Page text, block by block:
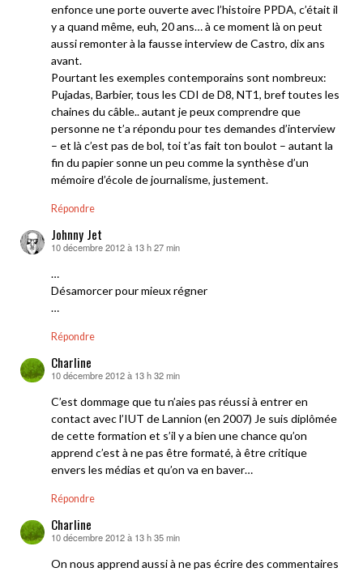
enfonce une porte ouverte avec l’histoire PPDA, c’était il
y a quand même, euh, 20 ans… à ce moment là on peut
aussi remonter à la fausse interview de Castro, dix ans
avant.
Pourtant les exemples contemporains sont nombreux:
Pujadas, Barbier, tous les CDI de D8, NT1, bref toutes les
chaines du câble.. autant je peux comprendre que
personne ne t’a répondu pour tes demandes d’interview
– et là c’est pas de bol, toi t’as fait ton boulot – autant la
fin du papier sonne un peu comme la synthèse d’un
mémoire d’école de journalisme, justement.
Répondre
Johnny Jet
dit :
10 décembre 2012 à 13 h 27 min
…
Désamorcer pour mieux régner
…
Répondre
Charline
dit :
10 décembre 2012 à 13 h 32 min
C’est dommage que tu n’aies pas réussi à entrer en
contact avec l’IUT de Lannion (en 2007) Je suis diplômée
de cette formation et s’il y a bien une chance qu’on
apprend c’est à ne pas être formaté, à être critique
envers les médias et qu’on va en baver…
Répondre
Charline
dit :
10 décembre 2012 à 13 h 35 min
On nous apprend aussi à ne pas écrire des commentaires